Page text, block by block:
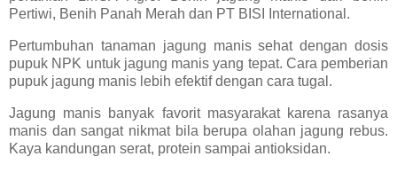
Pertiwi, Benih Panah Merah dan PT BISI International.
Pertumbuhan tanaman jagung manis sehat dengan dosis
pupuk NPK untuk jagung manis yang tepat. Cara pemberian
pupuk jagung manis lebih efektif dengan cara tugal.
Jagung manis banyak favorit masyarakat karena rasanya
manis dan sangat nikmat bila berupa olahan jagung rebus.
Kaya kandungan serat, protein sampai antioksidan.